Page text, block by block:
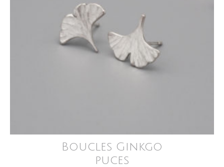
Boucles Ginkgo
puces